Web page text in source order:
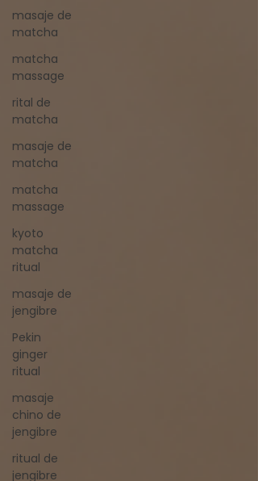
masaje de
matcha
matcha
massage
rital de
matcha
masaje de
matcha
matcha
massage
kyoto
matcha
ritual
masaje de
jengibre
Pekin
ginger
ritual
masaje
chino de
jengibre
ritual de
jengibre